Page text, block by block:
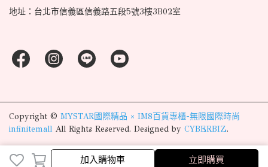
完成
加入購物車 立即購買
地址：台北市信義區信義路五段5號3樓3B02室
Copyright © MYSTAR國際精品 × IM8百貨專櫃-無限國際時尚
infinitemall All Rights Reserved. Designed by CYBERBIZ.